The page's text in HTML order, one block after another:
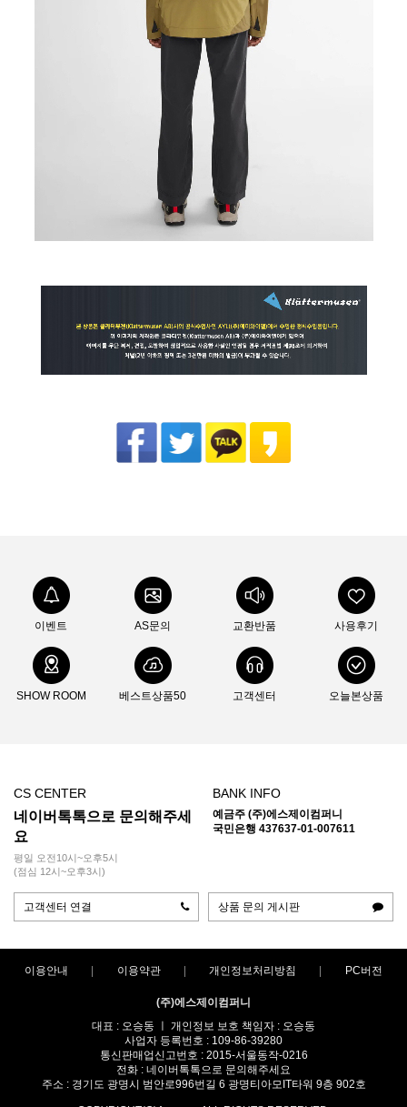
이벤트 AS문의 교환반품 사용후기
SHOW ROOM 베스트상품50 고객센터 오늘본상품
CS CENTER
네이버톡톡으로 문의해주세
요
평일 오전10시~오후5시
(점심 12시~오후3시)
BANK INFO
예금주 (주)에스제이컴퍼니
국민은행 437637-01-007611
고객센터 연결 상품 문의 게시판
이용안내 이용약관 개인정보처리방침 PC버전
(주)에스제이컴퍼니
대표 : 오승동 ㅣ 개인정보 보호 책임자 : 오승동
사업자 등록번호 : 109-86-39280
통신판매업신고번호 : 2015-서울동작-0216
전화 : 네이버톡톡으로 문의해주세요
주소 : 경기도 광명시 범안로996번길 6 광명티아모IT타워 9층 902호